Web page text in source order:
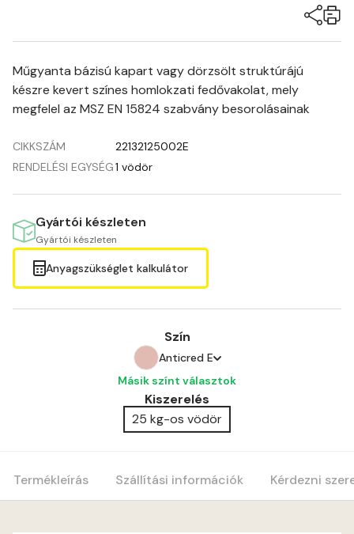
Műgyanta bázisú kapart vagy dörzsölt struktúrájú
készre kevert színes homlokzati fedővakolat, mely
megfelel az MSZ EN 15824 szabvány besorolásainak
CIKKSZÁM
22132125002E
RENDELÉSI EGYSÉG1 vödör
Gyártói készleten
Gyártói készleten
Anyagszükséglet kalkulátor
Szín
Anticred E
Amber E
Anticred E
Másik színt választok
Kiszerelés
25 kg-os vödör
Termékleírás Szállítási információk Kérdezni